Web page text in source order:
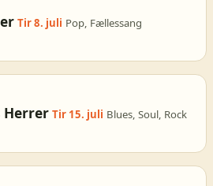
Tir 8. juli Pop, Fællessang
Herrer Tir 15. juli Blues, Soul, Rock